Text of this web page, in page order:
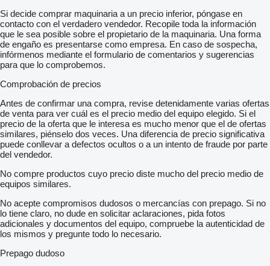
Si decide comprar maquinaria a un precio inferior, póngase en
contacto con el verdadero vendedor. Recopile toda la información
que le sea posible sobre el propietario de la maquinaria. Una forma
de engaño es presentarse como empresa. En caso de sospecha,
infórmenos mediante el formulario de comentarios y sugerencias
para que lo comprobemos.
Comprobación de precios
Antes de confirmar una compra, revise detenidamente varias ofertas
de venta para ver cuál es el precio medio del equipo elegido. Si el
precio de la oferta que le interesa es mucho menor que el de ofertas
similares, piénselo dos veces. Una diferencia de precio significativa
puede conllevar a defectos ocultos o a un intento de fraude por parte
del vendedor.
No compre productos cuyo precio diste mucho del precio medio de
equipos similares.
No acepte compromisos dudosos o mercancías con prepago. Si no
lo tiene claro, no dude en solicitar aclaraciones, pida fotos
adicionales y documentos del equipo, compruebe la autenticidad de
los mismos y pregunte todo lo necesario.
Prepago dudoso